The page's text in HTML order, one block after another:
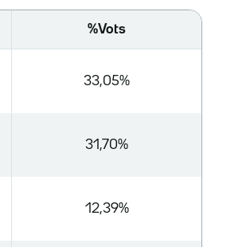
%Vots
33,05%
31,70%
12,39%